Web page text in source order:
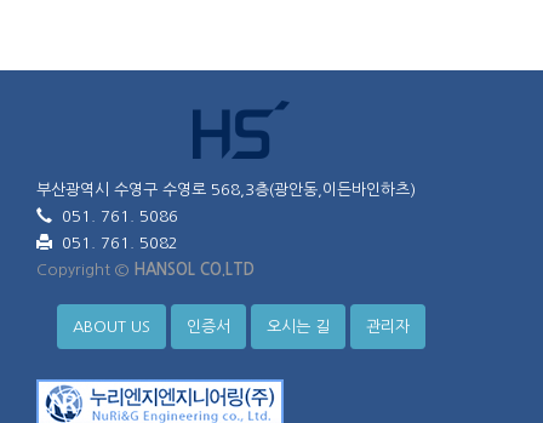
부산광역시 수영구 수영로 568,3층(광안동,이든바인하츠)
051. 761. 5086
051. 761. 5082
Copyright © HANSOL CO.LTD
ABOUT US 인증서 오시는 길 관리자